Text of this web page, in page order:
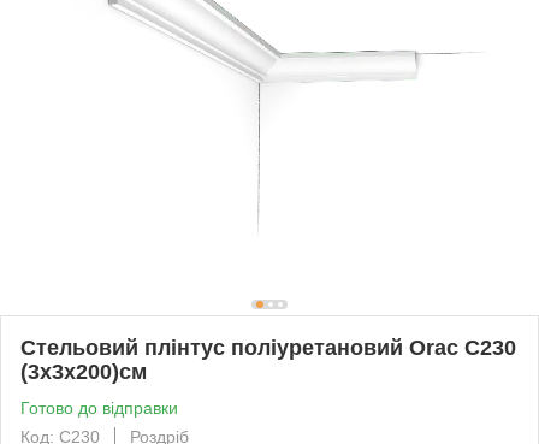
Стельовий плінтус поліуретановий Orac C230
(3х3х200)см
Готово до відправки
Код: C230
Роздріб